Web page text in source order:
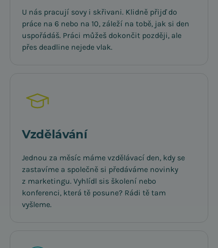
U nás pracují sovy i skřivani. Klidně přijď do
práce na 6 nebo na 10, záleží na tobě, jak si den
uspořádáš. Práci můžeš dokončit později, ale
přes deadline nejede vlak.
Vzdělávání
Jednou za měsíc máme vzdělávací den, kdy se
zastavíme a společně si předáváme novinky
z marketingu. Vyhlídl sis školení nebo
konferenci, která tě posune? Rádi tě tam
vyšleme.